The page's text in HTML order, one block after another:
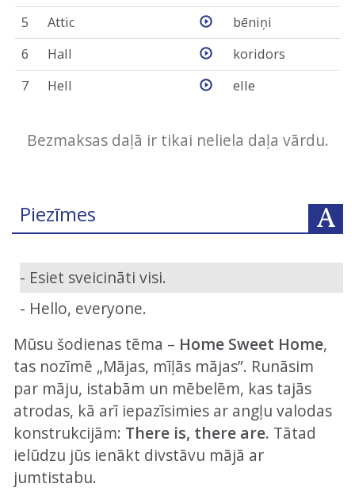
5
Attic
bēniņi
6
Hall
koridors
7
Hell elle
Bezmaksas daļā ir tikai neliela daļa vārdu.
Piezīmes
- Esiet sveicināti visi.
- Hello, everyone.
Mūsu šodienas tēma – Home Sweet Home,
tas nozīmē „Mājas, mīļās mājas”. Runāsim
par māju, istabām un mēbelēm, kas tajās
atrodas, kā arī iepazīsimies ar angļu valodas
konstrukcijām: There is, there are. Tātad
ielūdzu jūs ienākt divstāvu mājā ar
jumtistabu.